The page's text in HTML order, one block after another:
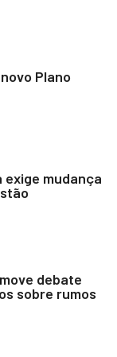
Plano
mudança
debate
sobre rumos